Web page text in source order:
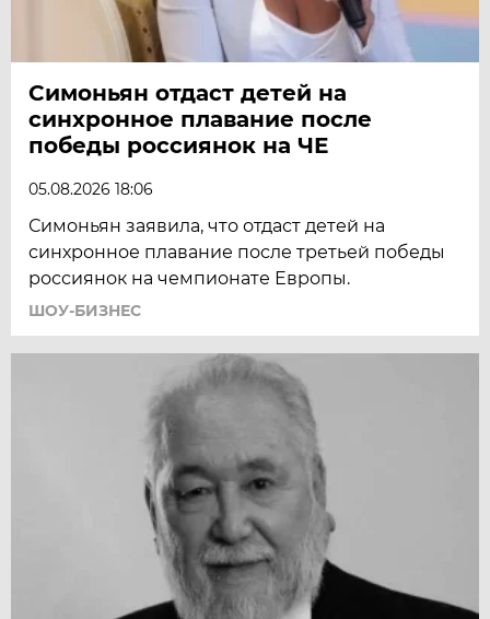
Симоньян отдаст детей на
синхронное плавание после
победы россиянок на ЧЕ
05.08.2026 18:06
Симоньян заявила, что отдаст детей на
синхронное плавание после третьей победы
россиянок на чемпионате Европы.
ШОУ-БИЗНЕС